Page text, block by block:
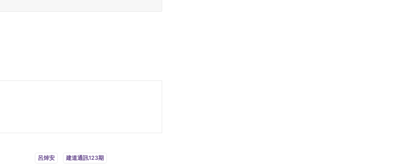
呂焯安 建道通訊123期